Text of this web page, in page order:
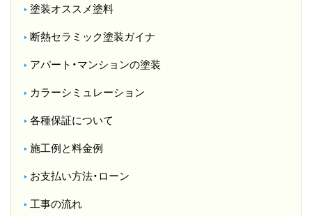
塗装オススメ塗料
断熱セラミック塗装ガイナ
アパート・マンションの塗装
カラーシミュレーション
各種保証について
施工例と料金例
お支払い方法・ローン
工事の流れ